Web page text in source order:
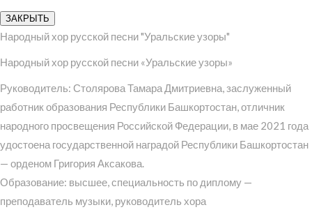
ЗАКРЫТЬ
Народный хор русской песни "Уральские узоры"
Народный хор русской песни «Уральские узоры»
Руководитель: Столярова Тамара Дмитриевна, заслуженный
работник образования Республики Башкортостан, отличник
народного просвещения Российской Федерации, в мае 2021 года
удостоена государственной наградой Республики Башкортостан
— орденом Григория Аксакова.
Образование: высшее, специальность по диплому —
преподаватель музыки, руководитель хора